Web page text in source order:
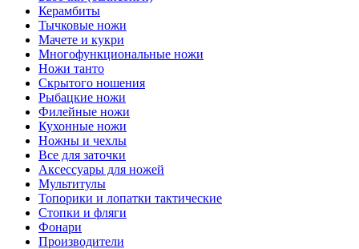
Керамбиты
Тычковые ножи
Мачете и кукри
Многофункциональные ножи
Ножи танто
Скрытого ношения
Рыбацкие ножи
Филейные ножи
Кухонные ножи
Ножны и чехлы
Все для заточки
Аксессуары для ножей
Мультитулы
Топорики и лопатки тактические
Стопки и фляги
Фонари
Производители